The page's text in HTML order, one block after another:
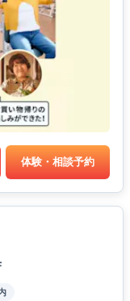
体験・相談予約